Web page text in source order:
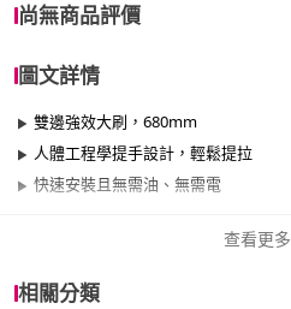
尚無商品評價
圖文詳情
雙邊強效大刷，680mm
人體工程學提手設計，輕鬆提拉
快速安裝且無需油、無需電
查看更多
相關分類